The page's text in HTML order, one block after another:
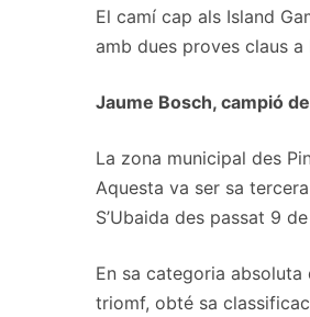
El camí cap als Island
amb dues proves claus
Jaume Bosch, campió
La zona municipal des
Aquesta va ser sa
S’Ubaida des passat 9
En sa categoria absoluta
triomf, obté sa